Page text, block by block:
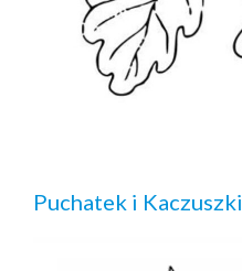
Puchatek i Kaczuszki